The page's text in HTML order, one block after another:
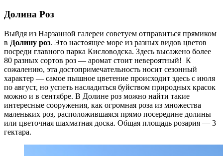
Долина Роз
Выйдя из Нарзанной галереи советуем отправиться прямиком
в Долину роз. Это настоящее море из разных видов цветов
посреди главного парка Кисловодска. Здесь высажено более
80 разных сортов роз — аромат стоит невероятный! К
сожалению, эта достопримечательность носит сезонный
характер — самое пышное цветение происходит здесь с июля
по август, но успеть насладиться буйством природных красок
можно и в сентябре. В Долине роз можно найти такие
интересные сооружения, как огромная роза из множества
маленьких роз, расположившаяся прямо посередине долины
или цветочная шахматная доска. Общая площадь розария — 3
гектара.